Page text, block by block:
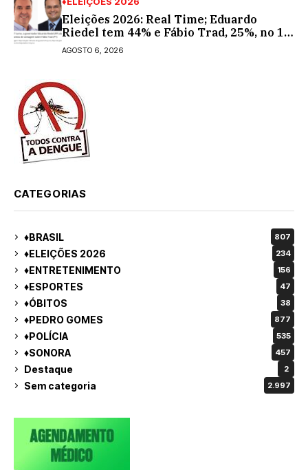
Eleições 2026: Real Time; Eduardo
Riedel tem 44% e Fábio Trad, 25%, no 1º
turno para o governo do MS
AGOSTO 6, 2026
CATEGORIAS
♦BRASIL 807
♦ELEIÇÕES 2026 234
♦ENTRETENIMENTO 156
♦ESPORTES 47
♦ÓBITOS 38
♦PEDRO GOMES 877
♦POLÍCIA 535
♦SONORA 457
Destaque 2
Sem categoria 2.997